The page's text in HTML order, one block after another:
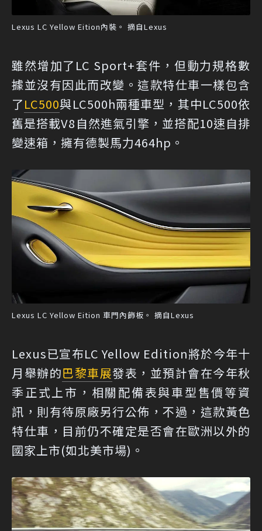
Lexus LC Yellow Eition內裝。 摘自Lexus
雖然增加了LC Sport+套件，但動力規格數
據並沒有因此而改變。這款特仕車一樣包含
了LC500與LC500h兩種車型，其中LC500依
舊是搭載V8自然進氣引擎，並搭配10速自排
變速箱，擁有德製馬力464hp。
Lexus LC Yellow Eition 車門內飾板。 摘自Lexus
Lexus已宣布LC Yellow Edition將於今年十
月舉辦的巴黎車展發表，並預計會在今年秋
季正式上市，相關配備表與車型售價等資
訊，則有待原廠另行公佈，不過，這款黃色
特仕車，目前仍不確定是否會在歐洲以外的
國家上市(如北美市場)。